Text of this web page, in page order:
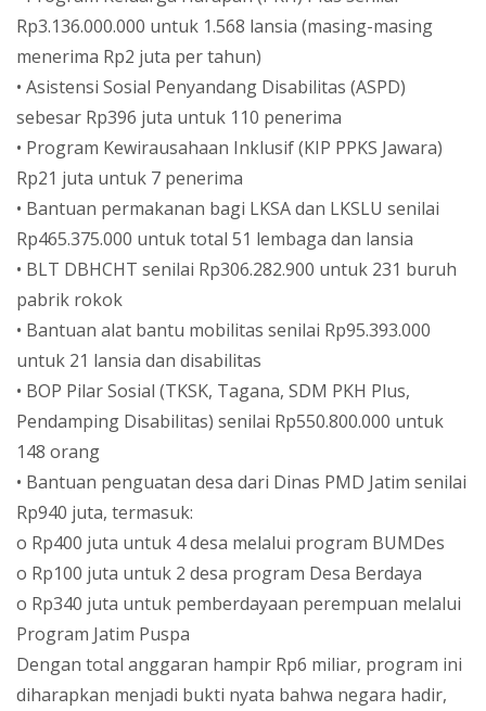
Rp3.136.000.000 untuk 1.568 lansia (masing-masing
menerima Rp2 juta per tahun)
• Asistensi Sosial Penyandang Disabilitas (ASPD)
sebesar Rp396 juta untuk 110 penerima
• Program Kewirausahaan Inklusif (KIP PPKS Jawara)
Rp21 juta untuk 7 penerima
• Bantuan permakanan bagi LKSA dan LKSLU senilai
Rp465.375.000 untuk total 51 lembaga dan lansia
• BLT DBHCHT senilai Rp306.282.900 untuk 231 buruh
pabrik rokok
• Bantuan alat bantu mobilitas senilai Rp95.393.000
untuk 21 lansia dan disabilitas
• BOP Pilar Sosial (TKSK, Tagana, SDM PKH Plus,
Pendamping Disabilitas) senilai Rp550.800.000 untuk
148 orang
• Bantuan penguatan desa dari Dinas PMD Jatim senilai
Rp940 juta, termasuk:
o Rp400 juta untuk 4 desa melalui program BUMDes
o Rp100 juta untuk 2 desa program Desa Berdaya
o Rp340 juta untuk pemberdayaan perempuan melalui
Program Jatim Puspa
Dengan total anggaran hampir Rp6 miliar, program ini
diharapkan menjadi bukti nyata bahwa negara hadir,